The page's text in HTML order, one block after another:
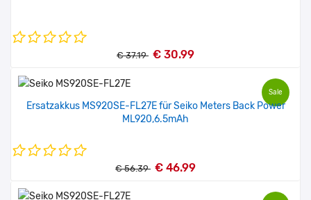
€ 37.19 € 30.99
Sale
Ersatzakkus MS920SE-FL27E für Seiko Meters Back Power
ML920,6.5mAh
€ 56.39 € 46.99